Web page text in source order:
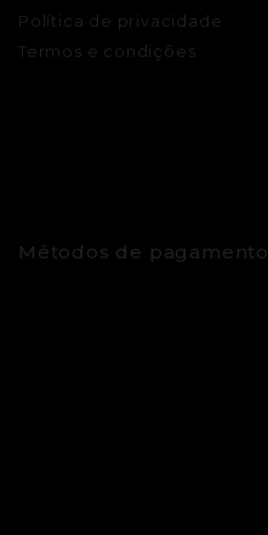
Política de privacidade
Termos e condições
Métodos de pagamento